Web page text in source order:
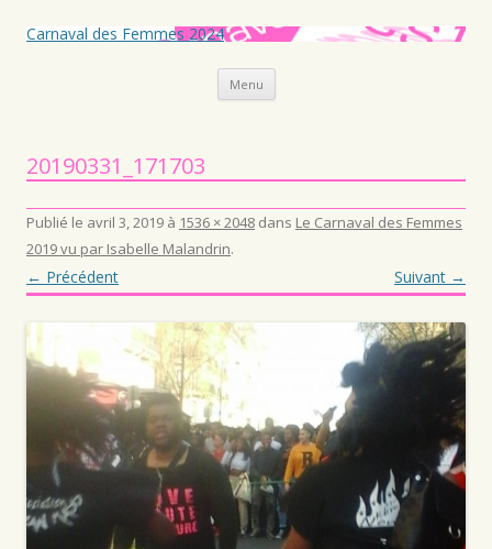
Carnaval des Femmes 2024
Menu Aller au contenu principal
20190331_171703
Publié le avril 3, 2019 à 1536 × 2048 dans Le Carnaval des Femmes
2019 vu par Isabelle Malandrin.
← Précédent Suivant →